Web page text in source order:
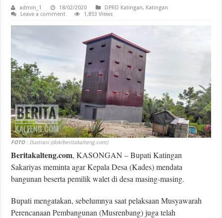
admin_1 18/02/2020 DPRD Katingan, Katingan
Leave a comment
1,853 Views
FOTO: Ilustrasi (dok/beritakalteng.com)
Beritakalteng.com, KASONGAN – Bupati Katingan
Sakariyas meminta agar Kepala Desa (Kades) mendata
bangunan beserta pemilik walet di desa masing-masing.
Bupati mengatakan, sebelumnya saat pelaksaan Musyawarah
Perencanaan Pembangunan (Musrenbang) juga telah